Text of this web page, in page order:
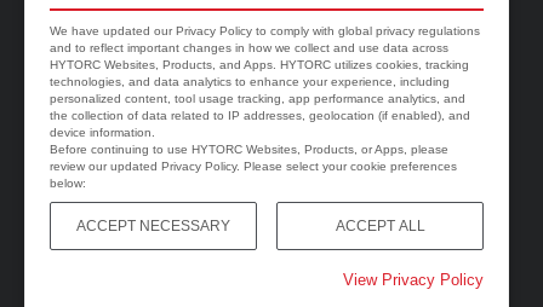
We have updated our Privacy Policy to comply with global privacy regulations
and to reflect important changes in how we collect and use data across
HYTORC Websites, Products, and Apps. HYTORC utilizes cookies, tracking
technologies, and data analytics to enhance your experience, including
personalized content, tool usage tracking, app performance analytics, and
the collection of data related to IP addresses, geolocation (if enabled), and
device information.
Before continuing to use HYTORC Websites, Products, or Apps, please
review our updated Privacy Policy. Please select your cookie preferences
below:
ACCEPT NECESSARY ACCEPT ALL
View Privacy Policy
jGun DIGITAL HYTORC Washer